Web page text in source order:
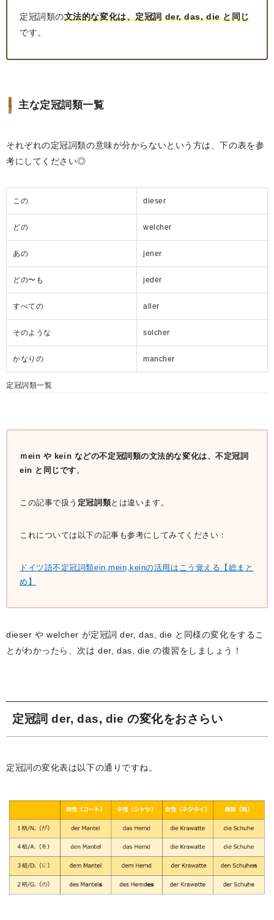
定冠詞類の文法的な変化は、定冠詞 der, das, die と同じ
です。
主な定冠詞類一覧
それぞれの定冠詞類の意味が分からないという方は、下の表を参
考にしてください◎
この dieser
どの welcher
あの jener
どの〜も jeder
すべての aller
そのような solcher
かなりの mancher
定冠詞類一覧
ｍein や kein などの不定冠詞類の文法的な変化は、不定冠詞
ein と同じです 。
この記事で扱う 定冠詞類とは違います。
これについては以下の記事も参考にしてみてください：
ドイツ語不定冠詞類ein,mein,keinの活用はこう覚える【総まと
め】
dieser や welcher が定冠詞 der, das, die と同様の変化をするこ
とがわかったら、次は der, das, die の復習をしましょう！
定冠詞 der, das, die の変化をおさらい
定冠詞の変化表は以下の通りですね。